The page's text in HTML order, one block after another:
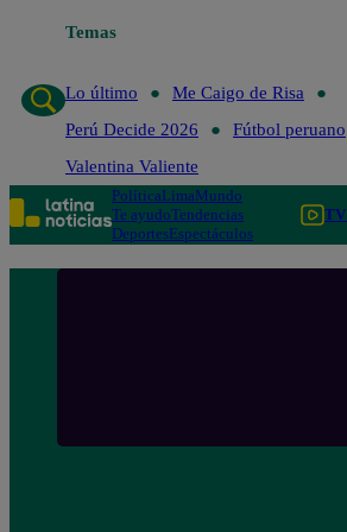
Temas
Lo último
Lo último
Me Caigo de Risa
Perú Decide 2026
Fútbol peruano
Valentina Valiente
PolíticaLimaMundo
Te ayudoTendencias
DeportesEspectáculos
TV